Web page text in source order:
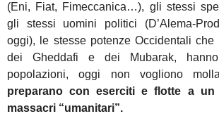
(Eni, Fiat, Fimeccanica…), gli stessi
gli stessi uomini politici (D’Alema-
oggi), le stesse potenze Occidentali che
dei Gheddafi e dei Mubarak,
popolazioni, oggi non vogliono
preparano con eserciti e flotte a
massacri “umanitari”.